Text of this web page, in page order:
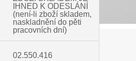
IHNED K ODESLÁNÍ
(není-li zboží skladem,
naskladnění do pěti
pracovních dní)
02.550.416